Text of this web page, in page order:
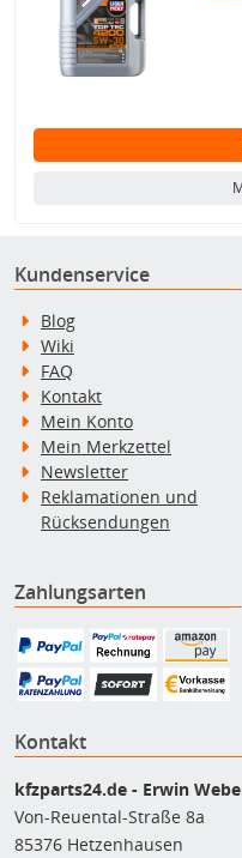
Kundenservice
Blog
Wiki
FAQ
Kontakt
Mein Konto
Mein Merkzettel
Newsletter
Reklamationen und
Rücksendungen
Zahlungsarten
Kontakt
kfzparts24.de - Erwin
Von-Reuental-Straße 8a
85376 Hetzenhausen